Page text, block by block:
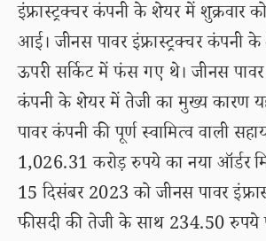
इंफ्रास्ट्रक्चर कंपनी के शेयर में शुक्रवार
आई। जीनस पावर इंफ्रास्ट्रक्चर कंपनी
ऊपरी सर्किट में फंस गए थे। जीनस पावर
कंपनी के शेयर में तेजी का मुख्य कारण
पावर कंपनी की पूर्ण स्वामित्व वाली
1,026.31 करोड़ रुपये का नया ऑर्डर
15 दिसंबर 2023 को जीनस पावर
फीसदी की तेजी के साथ 234.50 रुपये